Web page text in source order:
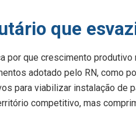
que
por que crescimento produtivo
adotado pelo RN, como
para viabilizar instalação de
competitivo, mas